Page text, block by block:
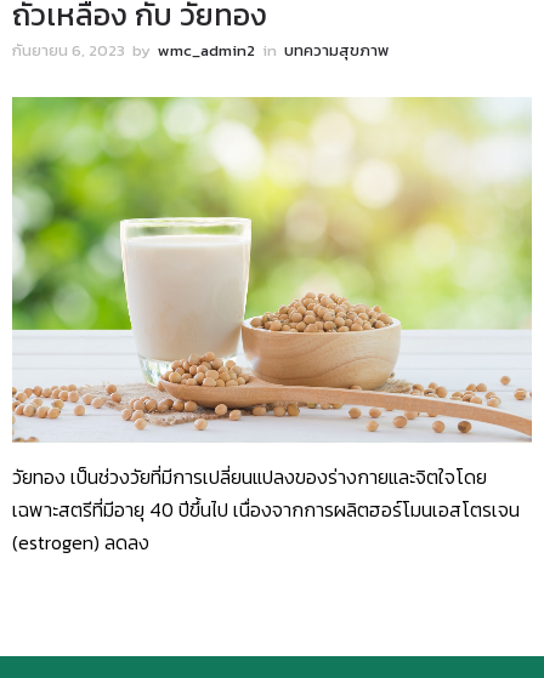
ถั่วเหลือง กับ วัยทอง
กันยายน 6, 2023 by wmc_admin2 in บทความสุขภาพ
วัยทอง เป็นช่วงวัยที่มีการเปลี่ยนแปลงของร่างกายและจิตใจโดย
เฉพาะสตรีที่มีอายุ 40 ปีขึ้นไป เนื่องจากการผลิตฮอร์โมนเอสโตรเจน
(estrogen) ลดลง